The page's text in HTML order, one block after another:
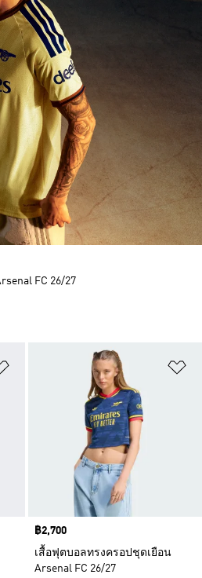
เพิ่มไปยังรายการสินค้าโปรด
Price
฿2,700
เสื้อฟุตบอลทรงครอปชุดเยือน
Arsenal FC 26/27
FC 26/27